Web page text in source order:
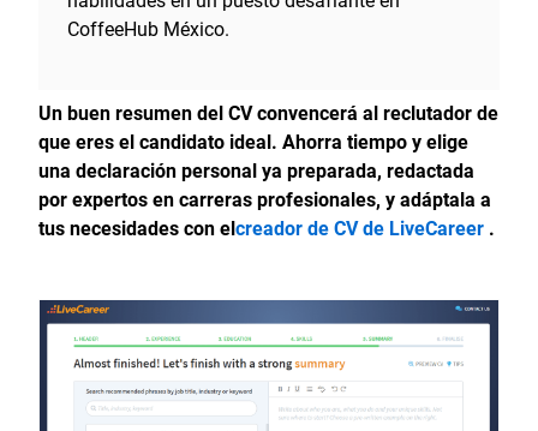
CoffeeHub México.
Un buen resumen del CV convencerá al reclutador de
que eres el candidato ideal. Ahorra tiempo y elige
una declaración personal ya preparada, redactada
por expertos en carreras profesionales, y adáptala a
tus necesidades con elcreador de CV de LiveCareer .